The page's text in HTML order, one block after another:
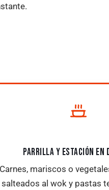
PARRILLA Y ESTACIÓN EN
Carnes, mariscos o
salteados al wok y pastas